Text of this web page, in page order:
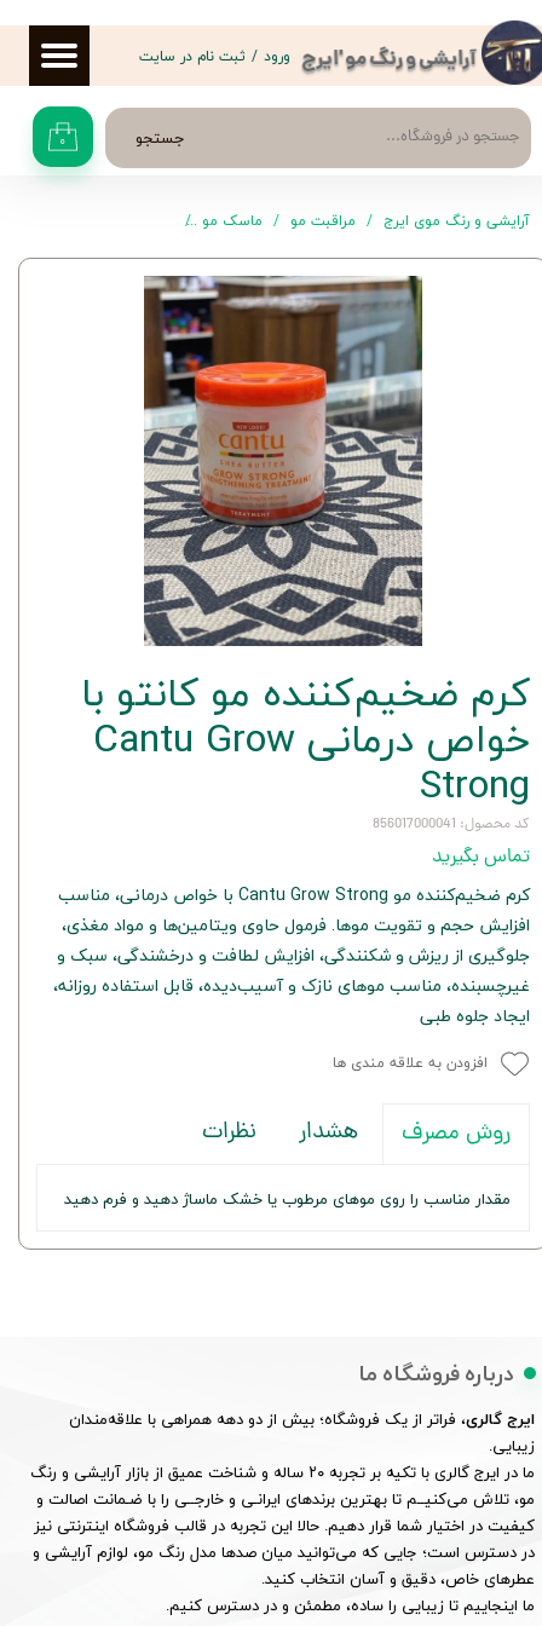
آرایشی و رنگ مو 'ایرج
جستجو ۰
ورود / ثبت نام در سایت
حساب کاربری من
تغییر گذر واژه
سفارشات
خروج از حساب کاربری
آرایشی و رنگ موی ایرج مراقبت مو ماسک مو
کرم ضخیم‌کننده مو كانتو با
خواص درمانی Cantu Grow
Strong
کد محصول: 856017000041
تماس بگیرید
کرم ضخیم‌کننده مو Cantu Grow Strong با خواص درمانی، مناسب
افزایش حجم و تقویت موها. فرمول حاوی ویتامین‌ها و مواد مغذی،
جلوگیری از ریزش و شکنندگی، افزایش لطافت و درخشندگی، سبک و
غیرچسبنده، مناسب موهای نازک و آسیب‌دیده، قابل استفاده روزانه،
ایجاد جلوه طبی
افزودن به علاقه مندی ها
روش مصرف هشدار نظرات
مقدار مناسب را روی موهای مرطوب یا خشک ماساژ دهید و فرم دهید
درباره فروشگاه ما
ایرج گالری، فراتر از یک فروشگاه؛ بیش از دو دهه همراهی با علاقه‌مندان
زیبایی.
ما در ایرج گالری با تکیه بر تجربه ۲۰ ساله و شناخت عمیق از بازار آرایشی و رنگ
مو، تلاش می‌کنیــم تا بهترین برندهای ایرانـی و خارجــی را با ضـمانت اصالت و
کیفیت در اختیار شما قرار دهیم. حالا این تجربه در قالب فروشگاه اینترنتی نیز
در دسترس است؛ جایی که می‌توانید میان صدها مدل رنگ مو، لوازم آرایشی و
عطرهای خاص، دقیق و آسان انتخاب کنید.
ما اینجاییم تا زیبایی را ساده، مطمئن و در دسترس کنیم.